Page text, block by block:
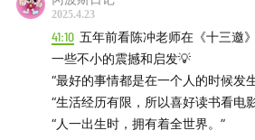
2025.4.23
41:10 五年前看陈冲老师在《十三邀
一些不小的震撼和启发💡
“最好的事情都是在一个人的时候发
“生活经历有限，所以喜好读书看电
“人一出生时，拥有着全世界。”